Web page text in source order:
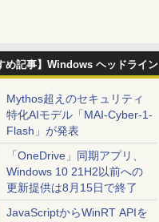
め記事】Windows ヘッドライン
Mythos超えのセキュリティ
特化AIモデル「MAI-Cyber-1-
Flash」が発表
「OneDrive」同期アプリ、
Windows 10 21H2以前への
更新提供は8月15日で終了
JavaScriptからWinRT APIを